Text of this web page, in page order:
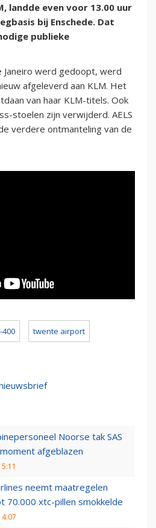
landde even voor 13.00 uur
bij Enschede. Dat
publieke
Janeiro werd gedoopt, werd
afgeleverd aan KLM. Het
van haar KLM-titels. Ook
stoelen zijn verwijderd. AELS
verdere ontmanteling van de
400 twente airport
Noorse tak SAS
afgeblazen
neemt maatregelen
70.000 xtc-pillen smokkelde